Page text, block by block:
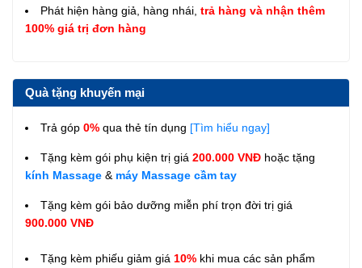
Phát hiện hàng giả, hàng nhái, trả hàng và nhận thêm
100% giá trị đơn hàng
Quà tặng khuyến mại
Trả góp 0% qua thẻ tín dụng [Tìm hiểu ngay]
Tặng kèm gói phụ kiện trị giá 200.000 VNĐ hoặc tặng
kính Massage & máy Massage cầm tay
Tặng kèm gói bảo dưỡng miễn phí trọn đời trị giá
900.000 VNĐ
Tặng kèm phiếu giảm giá 10% khi mua các sản phẩm